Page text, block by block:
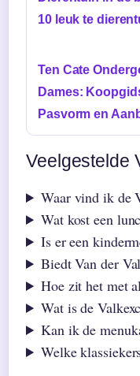
10 leuk te
Ten Cate
Dames:
Pasvorm en
Veelgestelde
Waar vind ik de
Wat kost een
Is er een
Biedt Van der
Hoe zit het met
Wat is de
Kan ik de
Welke